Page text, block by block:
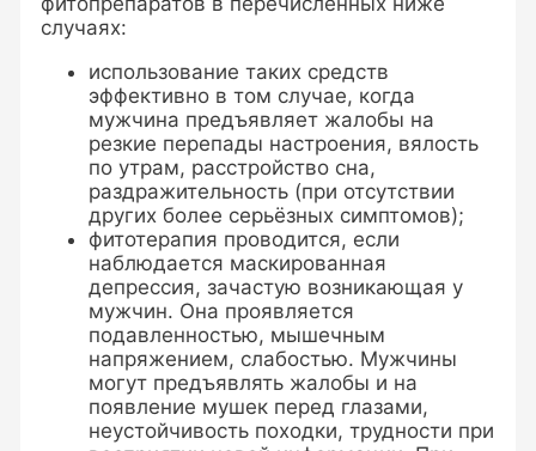
случаях:
использование таких средств
эффективно в том случае, когда
мужчина предъявляет жалобы на
резкие перепады настроения, вялость
по утрам, расстройство сна,
раздражительность (при отсутствии
других более серьёзных симптомов);
фитотерапия проводится, если
наблюдается маскированная
депрессия, зачастую возникающая у
мужчин. Она проявляется
подавленностью, мышечным
напряжением, слабостью. Мужчины
могут предъявлять жалобы и на
появление мушек перед глазами,
неустойчивость походки, трудности при